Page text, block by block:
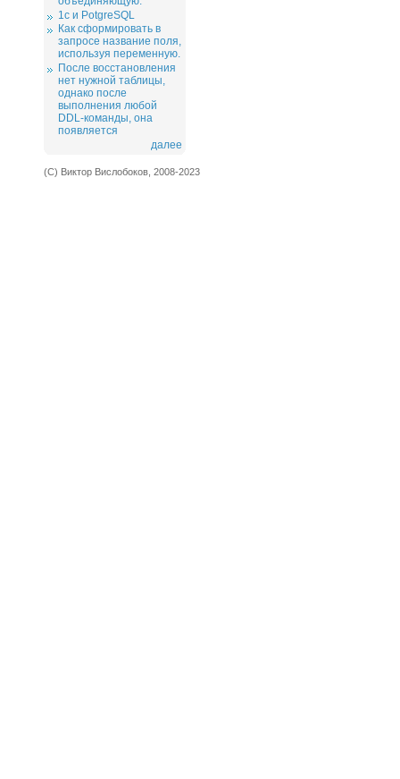
1c и PotgreSQL
Как сформировать в
запросе название поля,
используя переменную.
После восстановления
нет нужной таблицы,
однако после
выполнения любой
DDL-команды, она
появляется
далее
(С) Виктор Вислобоков, 2008-2023